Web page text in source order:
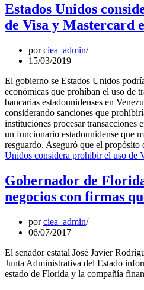
Estados Unidos
de Visa y Mastercard
porciea_admin
15/03/2019
El gobierno se Estados Unidos
económicas que prohíban el uso de
bancarias estadounidenses en
considerando sanciones que
instituciones procesar transacciones
un funcionario estadounidense que
resguardo. Aseguró que el
Unidos considera prohibir el uso de
Gobernador de
negocios con firmas
porciea_admin
06/07/2017
El senador estatal José Javier
Junta Administrativa del Estado
estado de Florida y la compañía